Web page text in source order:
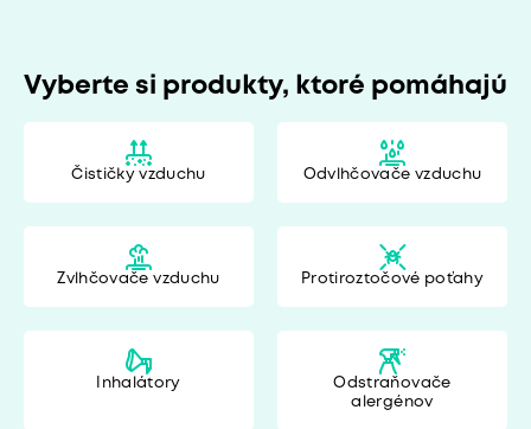
Vyberte si produkty, ktoré pomáhajú
Čističky vzduchu Odvlhčovače vzduchu
Zvlhčovače vzduchu Protiroztočové poťahy
Inhalátory
Odstraňovače
alergénov